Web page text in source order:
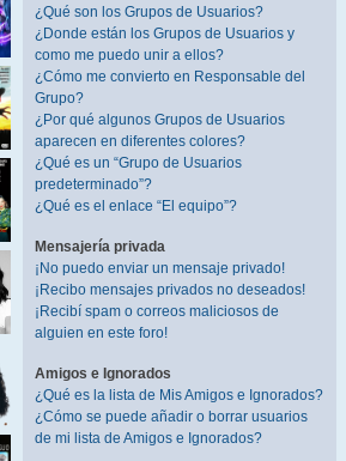
¿Qué son los Grupos de Usuarios?
¿Donde están los Grupos de Usuarios y
como me puedo unir a ellos?
¿Cómo me convierto en Responsable del
Grupo?
¿Por qué algunos Grupos de Usuarios
aparecen en diferentes colores?
¿Qué es un “Grupo de Usuarios
predeterminado”?
¿Qué es el enlace “El equipo”?
Mensajería privada
¡No puedo enviar un mensaje privado!
¡Recibo mensajes privados no deseados!
¡Recibí spam o correos maliciosos de
alguien en este foro!
Amigos e Ignorados
¿Qué es la lista de Mis Amigos e Ignorados?
¿Cómo se puede añadir o borrar usuarios
de mi lista de Amigos e Ignorados?